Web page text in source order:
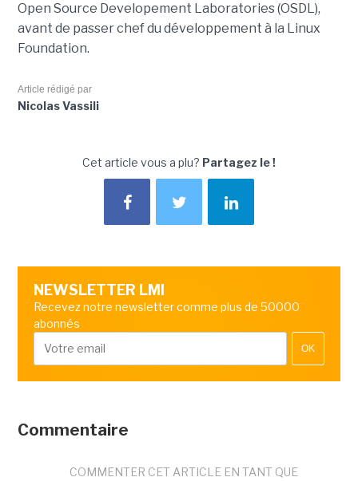
Open Source Developement Laboratories (OSDL),
avant de passer chef du développement à la Linux
Foundation.
Article rédigé par
Nicolas Vassili
Cet article vous a plu? Partagez le !
NEWSLETTER LMI
Recevez notre newsletter comme plus de 50000
abonnés
OK
Commentaire
COMMENTER CET ARTICLE EN TANT QUE